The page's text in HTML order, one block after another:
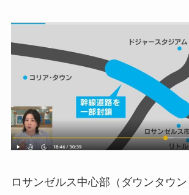
ロサンゼルス中心部（ダウンタウ